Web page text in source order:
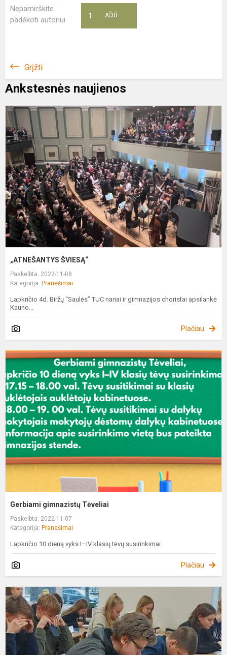
Nepamirškite
padėkoti autoriui
AČIŪ
1
Grįžti
Ankstesnės naujienos
„ATNEŠANTYS ŠVIESĄ“
Paskelbta: 2022-11-08
Kategorija: Pranešimai
Lapkričio 4d. Biržų “Saulės” TUC nariai ir gimnazijos choristai apsilankė
Kauno...
Plačiau
Gerbiami gimnazistų Tėveliai
Paskelbta: 2022-11-07
Kategorija: Pranešimai
Lapkričio 10 dieną vyks I–IV klasių tėvų susirinkimai.
Plačiau